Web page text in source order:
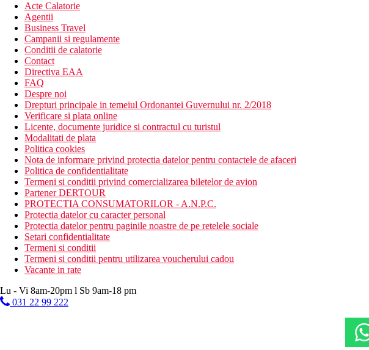
Acte Calatorie
Agentii
Business Travel
Campanii si regulamente
Conditii de calatorie
Contact
Directiva EAA
FAQ
Despre noi
Drepturi principale in temeiul Ordonantei Guvernului nr. 2/2018
Verificare si plata online
Licente, documente juridice si contractul cu turistul
Modalitati de plata
Politica cookies
Nota de informare privind protectia datelor pentru contactele de afaceri
Politica de confidentialitate
Termeni si conditii privind comercializarea biletelor de avion
Partener DERTOUR
PROTECTIA CONSUMATORILOR - A.N.P.C.
Protectia datelor cu caracter personal
Protectia datelor pentru paginile noastre de pe retelele sociale
Setari confidentialitate
Termeni si conditii
Termeni si conditii pentru utilizarea voucherului cadou
Vacante in rate
Lu - Vi 8am-20pm l Sb 9am-18 pm
031 22 99 222